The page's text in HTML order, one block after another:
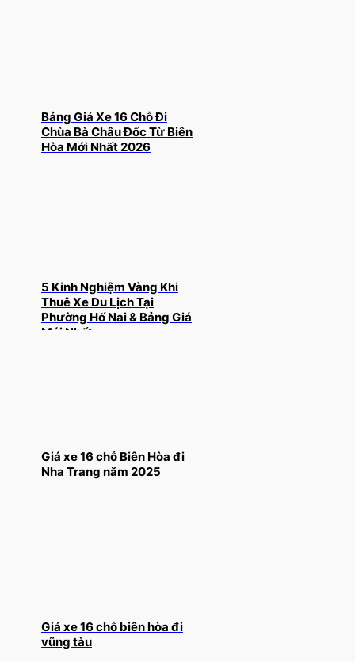
Bảng Giá Xe 16 Chỗ Đi
Chùa Bà Châu Đốc Từ Biên
Hòa Mới Nhất 2026
5 Kinh Nghiệm Vàng Khi
Thuê Xe Du Lịch Tại
Phường Hố Nai & Bảng Giá
Mới Nhất
Giá xe 16 chỗ Biên Hòa đi
Nha Trang năm 2025
Giá xe 16 chỗ biên hòa đi
vũng tàu